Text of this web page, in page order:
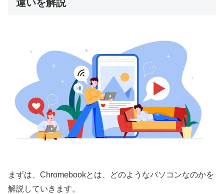
違いを解説
まずは、Chromebookとは、どのようなパソコンなのかを
解説していきます。